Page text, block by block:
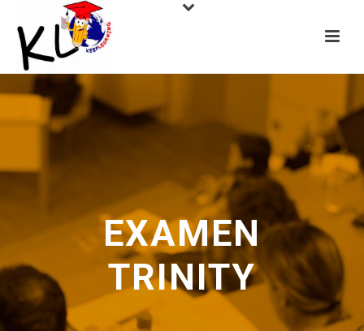
EXAMEN
TRINITY